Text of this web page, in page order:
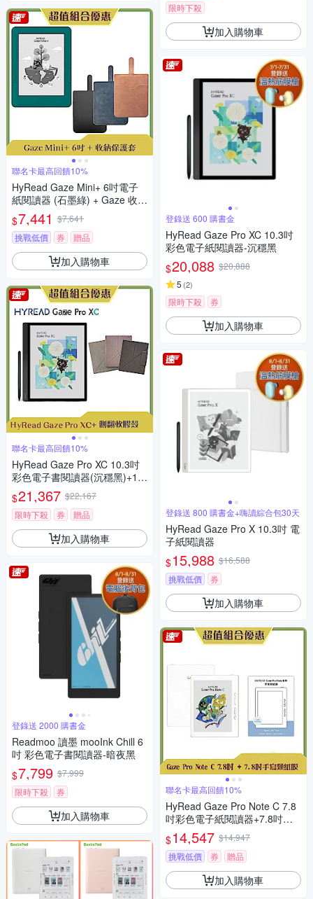
聯名卡最高回饋10%
HyRead Gaze Mini+ 6吋電子
紙閱讀器 (石墨綠) + Gaze 收納
保護套 (組合)
$7,441 $7,641
挑戰低價
券 贈品
加入購物車
聯名卡最高回饋10%
HyRead Gaze Pro XC 10.3吋
彩色電子書閱讀器(沉穩黑)+10.
3吋側翻軟膠殼 (組合)
$21,367 $22,167
限時下殺
券 贈品
加入購物車
登錄送 2000 購書金
Readmoo 讀墨 mooInk Chill 6
吋 彩色電子書閱讀器-暗夜黑
$7,799 $7,999
限時下殺
券
加入購物車
限時下殺
加入購物車
登錄送 600 購書金
HyRead Gaze Pro XC 10.3吋
彩色電子紙閱讀器-沉穩黑
$20,088 $20,888
5 (2)
限時下殺 券
加入購物車
登錄送 800 購書金+嗨讀綜合包30天
HyRead Gaze Pro X 10.3吋 電
子紙閱讀器
$15,988 $16,588
挑戰低價
券
加入購物車
聯名卡最高回饋10%
HyRead Gaze Pro Note C 7.8
吋彩色電子紙閱讀器+7.8吋手
寫類紙膜 (組合)
$14,547 $14,947
挑戰低價
券 贈品
加入購物車